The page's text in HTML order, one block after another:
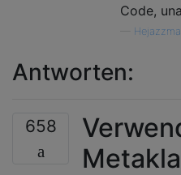
Code,
Antworten:
658